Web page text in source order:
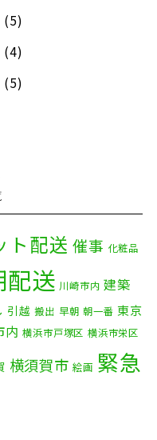
(5)
(4)
(5)
(4)
(9)
(3)
(2)
(6)
ト配送 催事 化粧品
配送 川崎市内 建築
引越 搬出 早朝 朝一番 東京
内 横浜市戸塚区 横浜市栄区
横須賀市 絵画 緊急